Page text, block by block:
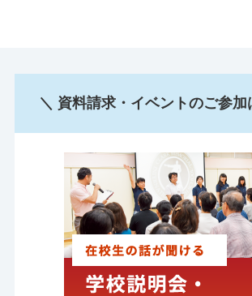
＼ 資料請求・イベントのご参加